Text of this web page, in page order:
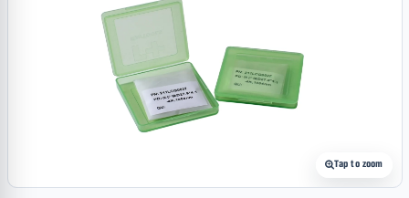
Tap to zoom